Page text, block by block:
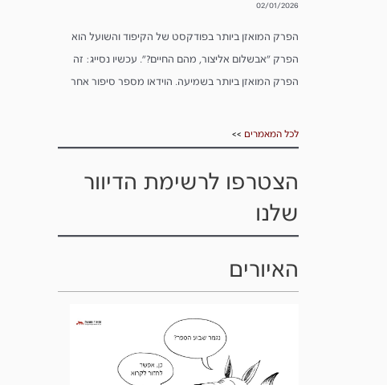
02/01/2026
הפרק המואזן ביותר בפודקסט של הקיפוד והשועל הוא
הפרק ״אבשלום אליצור, מהם החיים?״. עכשיו נסייג: זה
הפרק המואזן ביותר בשמיעה. הוידאו מספר סיפור אחר
לכל המאמרים >>
הצטרפו לרשימת הדיוור
שלנו
האיורים